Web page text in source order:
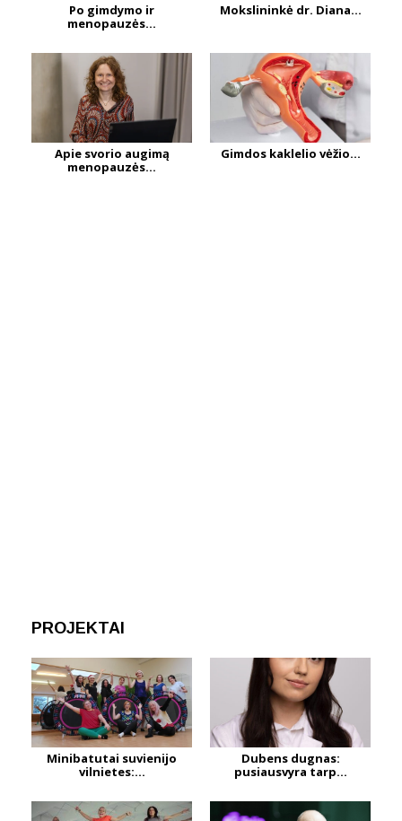
Po gimdymo ir
menopauzės...
Mokslininkė dr. Diana...
Apie svorio augimą
menopauzės...
Gimdos kaklelio vėžio...
PROJEKTAI
Minibatutai suvienijo
vilnietes:...
Dubens dugnas:
pusiausvyra tarp...